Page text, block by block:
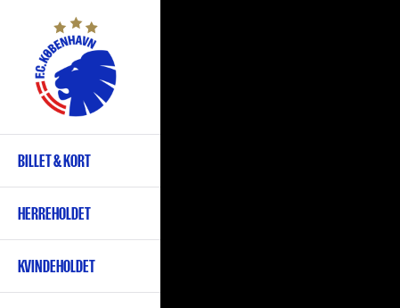
hovedindhold
Primær
navigation
BILLET & KORT
HERREHOLDET
KVINDEHOLDET